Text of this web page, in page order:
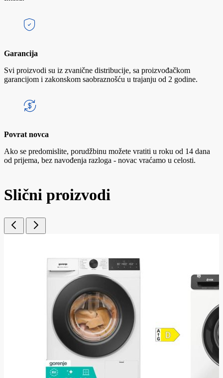
Garancija
Svi proizvodi su iz zvanične distribucije, sa proizvođačkom
garancijom i zakonskom saobraznošću u trajanju od 2 godine.
Povrat novca
Ako se predomislite, porudžbinu možete vratiti u roku od 14 dana
od prijema, bez navođenja razloga - novac vraćamo u celosti.
Slični proizvodi